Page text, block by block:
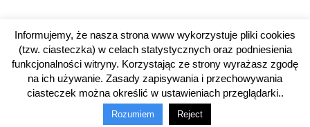
© 2014-2025 OSiR w Gołdapi. Wszelkie prawa zastrzeżone.
Menu dolne
Informujemy, że nasza strona www wykorzystuje pliki cookies
(tzw. ciasteczka) w celach statystycznych oraz podniesienia
funkcjonalności witryny. Korzystając ze strony wyrażasz zgodę
na ich używanie. Zasady zapisywania i przechowywania
ciasteczek można określić w ustawieniach przeglądarki..
Rozumiem Reject